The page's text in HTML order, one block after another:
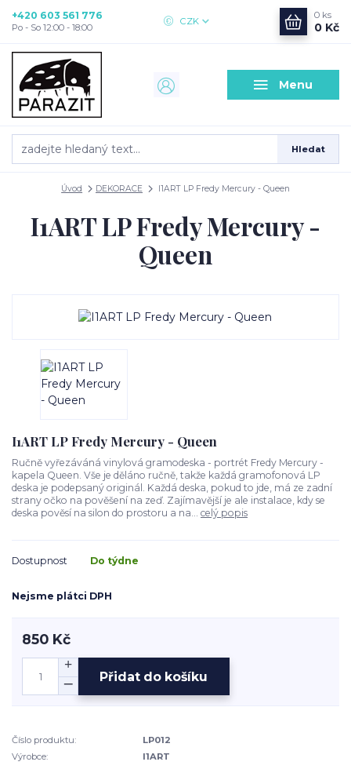
Menu
CZK
Hledat
+420 603 561 776
Po - So 12:00 - 18:00
0 ks
0 Kč
Úvod DEKORACE I1ART LP Fredy Mercury - Queen
I1ART LP Fredy Mercury -
Queen
I1ART LP Fredy Mercury - Queen
Ručně vyřezáváná vinylová gramodeska - portrét Fredy Mercury -
kapela Queen. Vše je děláno ručně, takže každá gramofonová LP
deska je podepsaný originál. Každá deska, pokud to jde, má ze zadní
strany očko na pověšení na zeď. Zajímavější je ale instalace, kdy se
deska pověsí na silon do prostoru a na... celý popis
Dostupnost Do týdne
Nejsme plátci DPH
850 Kč
Přidat do košíku
Číslo produktu:
LP012
Výrobce:
I1ART